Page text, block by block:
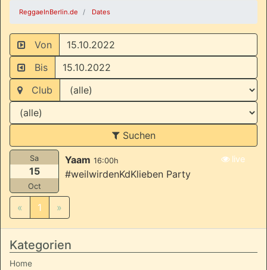
ReggaeInBerlin.de Dates
Von
Bis
Club
Suchen
Sa
15
Oct
live
Yaam 16:00h
#weilwirdenKdKlieben Party
« 1 »
Kategorien
Home